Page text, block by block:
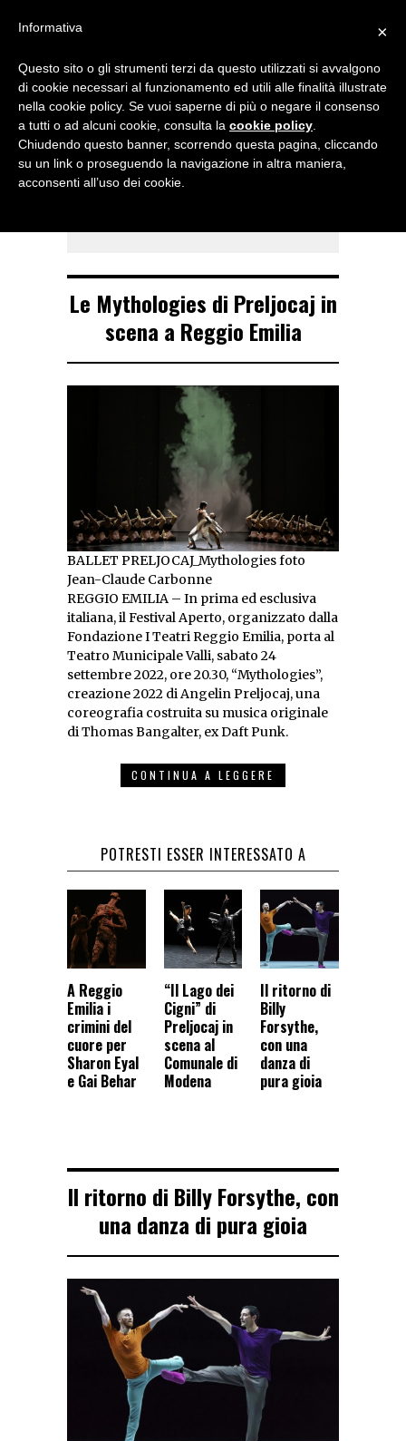
NOTIZIE DI DANZA IN ITALIA E ALL’ESTERO, PER DANZATORI,
TAG ARCHIVE
Teatro Municipale
Le Mythologies di Preljocaj in
scena a Reggio Emilia
BALLET PRELJOCAJ_Mythologies foto
Jean-Claude Carbonne
REGGIO EMILIA – In prima ed esclusiva
italiana, il Festival Aperto, organizzato dalla
Fondazione I Teatri Reggio Emilia, porta al
Teatro Municipale Valli, sabato 24
settembre 2022, ore 20.30, “Mythologies”,
creazione 2022 di Angelin Preljocaj, una
coreografia costruita su musica originale
di Thomas Bangalter, ex Daft Punk.
CONTINUA A LEGGERE
POTRESTI ESSER INTERESSATO A
A Reggio
Emilia i
crimini del
cuore per
Sharon Eyal
e Gai Behar
“Il Lago dei
Cigni” di
Preljocaj in
scena al
Comunale di
Modena
Il ritorno di
Billy
Forsythe,
con una
danza di
pura gioia
Il ritorno di Billy Forsythe, con
una danza di pura gioia
×
Informativa
Questo sito o gli strumenti terzi da questo utilizzati si avvalgono
di cookie necessari al funzionamento ed utili alle finalità illustrate
nella cookie policy. Se vuoi saperne di più o negare il consenso
a tutti o ad alcuni cookie, consulta la cookie policy
Chiudendo questo banner, scorrendo questa pagina, cliccando
su un link o proseguendo la navigazione in altra maniera,
acconsenti all’uso dei cookie.